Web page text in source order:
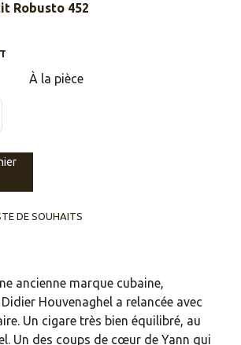
Robusto 452
À la pièce
DE SOUHAITS
ancienne marque cubaine,
Houvenaghel a relancée avec
Un cigare très bien équilibré, au
Un des coups de cœur de Yann qui